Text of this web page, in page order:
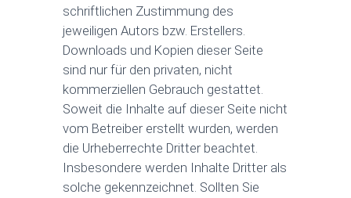
schriftlichen Zustimmung des
jeweiligen Autors bzw. Erstellers.
Downloads und Kopien dieser Seite
sind nur für den privaten, nicht
kommerziellen Gebrauch gestattet.
Soweit die Inhalte auf dieser Seite nicht
vom Betreiber erstellt wurden, werden
die Urheberrechte Dritter beachtet.
Insbesondere werden Inhalte Dritter als
solche gekennzeichnet. Sollten Sie